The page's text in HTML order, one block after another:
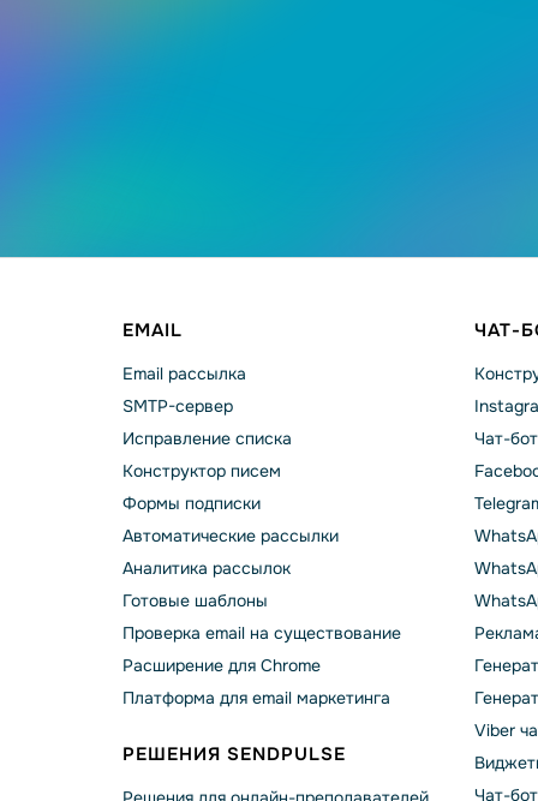
EMAIL
Email рассылка
SMTP-сервер
Исправление списка
Конструктор писем
Формы подписки
Автоматические рассылки
Аналитика рассылок
Готовые шаблоны
Проверка email на существование
Расширение для Chrome
Платформа для email маркетинга
РЕШЕНИЯ SENDPULSE
ЧАТ-
Чат-
Viber
Чат-